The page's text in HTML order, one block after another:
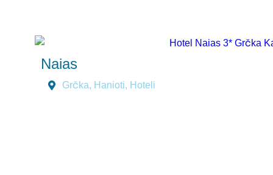
Naias
Grčka, Hanioti, Hoteli